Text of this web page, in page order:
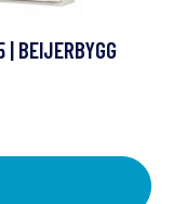
| BEIJERBYGG